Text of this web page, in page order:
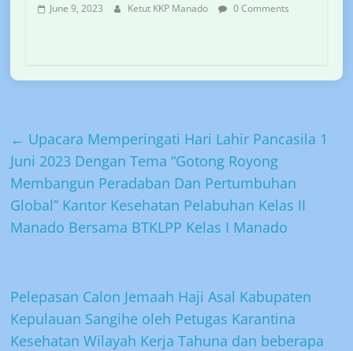
June 9, 2023 Ketut KKP Manado 0 Comments
← Upacara Memperingati Hari Lahir Pancasila 1
Juni 2023 Dengan Tema “Gotong Royong
Membangun Peradaban Dan Pertumbuhan
Global” Kantor Kesehatan Pelabuhan Kelas II
Manado Bersama BTKLPP Kelas I Manado
Pelepasan Calon Jemaah Haji Asal Kabupaten
Kepulauan Sangihe oleh Petugas Karantina
Kesehatan Wilayah Kerja Tahuna dan beberapa